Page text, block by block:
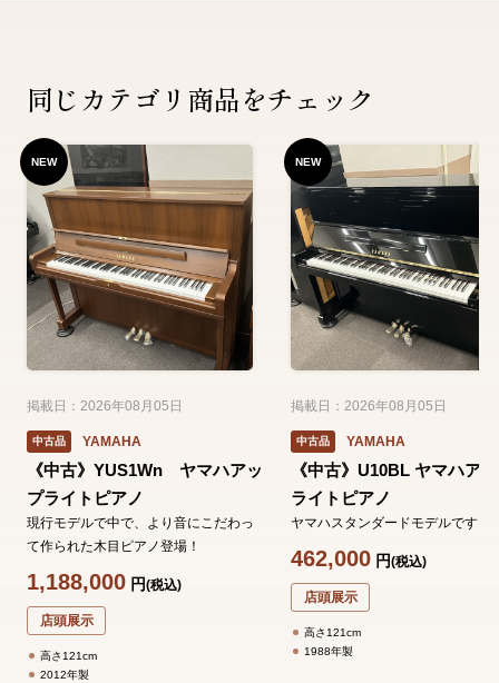
同じカテゴリ商品をチェック
NEW
掲載日：2026年08月05日
中古品 YAMAHA
《中古》YUS1Wn ヤマハアッ
プライトピアノ
現行モデルで中で、より音にこだわっ
て作られた木目ピアノ登場！
1,188,000円(税込)
店頭展示
高さ121cm
2012年製
NEW
掲載日：2026年08月05日
中古品 YAMAHA
《中古》U10BL ヤマハア
ライトピアノ
ヤマハスタンダードモデルです。
462,000円(税込)
店頭展示
高さ121cm
1988年製